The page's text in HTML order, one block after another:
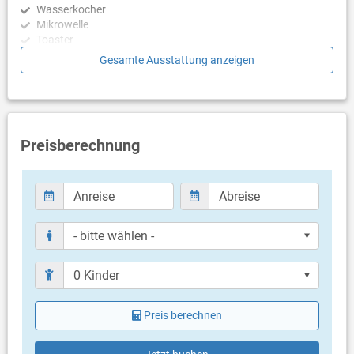
Hydromassage und einer Salzelektrolyse-Wasseraufbereitung
ohne Chlor. Es gibt einen geräumigen überdachten und nicht
einsehbaren Bereich mit einer Lounge-Ecke vor der Küche, einen
Sonnendeckbereich mit 4+2 Liegestühlen, eine Außendusche
und einen Essbereich im Freien mit Sonnenschirm sowie einen
den Poolbereich über die Außentreppe (Tür) oder direkt von der
Das ERDGESCHOSS ist über die Außentreppe oder durch die
Erdgeschoss bietet ein voll klimatisiertes und hübsch
eingerichtetes Wohnzimmer mit raumhohen Glastüren zum
Pool. Es verfügt über ein sehr bequemes Sofa, einen Flachbild-
Sat-TV, kostenfreies WLAN und einen Esstisch für 8 Personen.
Die Küche befindet sich nebenan und bietet alles, was Sie für
Kapselkaffeemaschine, Mikrowelle, Mixer, Wasserkocher ...),
eine Kücheninsel mit zwei Stühlen und einen direkten Zugang
zum überdachten Außenbereich zum Pool. Es gibt auch eine
separate Toilette. Über die Innentreppe vom Ess-/Wohnzimmer
gelangen Sie in das Untergeschoss mit dem Spielzimmer und
einer Sauna.
Wasserkocher
Mikrowelle
Toaster
Geschirrspülmaschine
Schlafzimmer mit Doppelbett
Schlafzimmer mit Doppelbett
Badezimmer
Bad mit WC, Dusche
Nur separate Toilette (Gäste WC)
Bad mit WC, Dusche
Bad mit WC, Dusche
Balkon & Terrasse
eigener Balkon
eigene Terrasse
Weitere Informationen
Gesamte Ausstattung anzeigen
Preisberechnung
Preis berechnen